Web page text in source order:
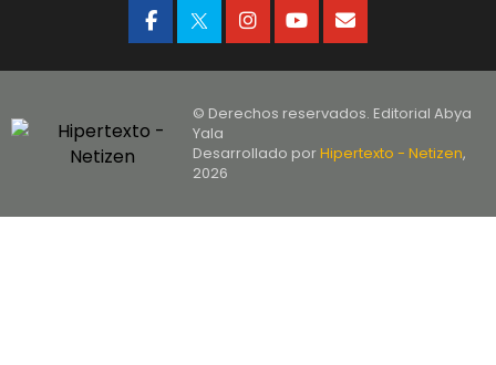
© Derechos reservados. Editorial Abya
Yala
Desarrollado porHipertexto - Netizen,
2026